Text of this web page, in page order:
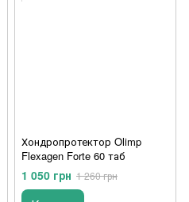
Хондропротектор Olimp
Flexagen Forte 60 таб
1 050 грн 1 260 грн